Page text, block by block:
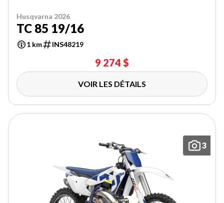
Husqvarna 2026
TC 85 19/16
1 km INS48219
9 274 $
VOIR LES DÉTAILS
3